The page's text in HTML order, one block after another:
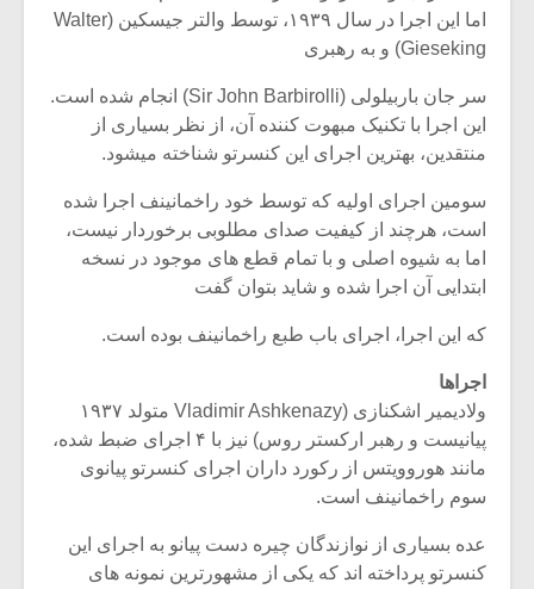
اما این اجرا در سال ۱۹۳۹، توسط والتر جیسکین (Walter
Gieseking) و به رهبری
سر جان باربیلولی (Sir John Barbirolli) انجام شده است.
این اجرا با تکنیک مبهوت کننده آن، از نظر بسیاری از
منتقدین، بهترین اجرای این کنسرتو شناخته میشود.
سومین اجرای اولیه که توسط خود راخمانینف اجرا شده
است، هرچند از کیفیت صدای مطلوبی برخوردار نیست،
اما به شیوه اصلی و با تمام قطع های موجود در نسخه
ابتدایی آن اجرا شده و شاید بتوان گفت
که این اجرا، اجرای باب طبع راخمانینف بوده است.
اجراها
ولادیمیر اشکنازی (Vladimir Ashkenazy متولد ۱۹۳۷
پیانیست و رهبر ارکستر روس) نیز با ۴ اجرای ضبط شده،
مانند هوروویتس از رکورد داران اجرای کنسرتو پیانوی
سوم راخمانینف است.
عده بسیاری از نوازندگان چیره دست پیانو به اجرای این
کنسرتو پرداخته اند که یکی از مشهورترین نمونه های